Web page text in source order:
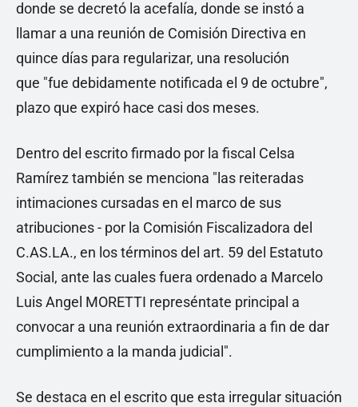
donde se decretó la acefalía, donde se instó a
llamar a una reunión de Comisión Directiva en
quince días para regularizar, una resolución
que "fue debidamente notificada el 9 de octubre",
plazo que expiró hace casi dos meses.
Dentro del escrito firmado por la fiscal Celsa
Ramírez también se menciona "las reiteradas
intimaciones cursadas en el marco de sus
atribuciones - por la Comisión Fiscalizadora del
C.AS.LA., en los términos del art. 59 del Estatuto
Social, ante las cuales fuera ordenado a Marcelo
Luis Angel MORETTI represéntate principal a
convocar a una reunión extraordinaria a fin de dar
cumplimiento a la manda judicial".
Se destaca en el escrito que esta irregular situación